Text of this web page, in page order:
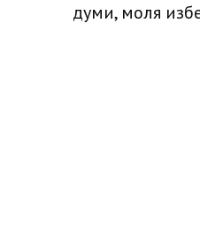
думи, моля